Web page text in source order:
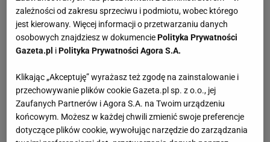
zależności od zakresu sprzeciwu i podmiotu, wobec którego
jest kierowany. Więcej informacji o przetwarzaniu danych
osobowych znajdziesz w dokumenciePolityka Prywatności
Gazeta.pl iPolityka Prywatności Agora S.A.
Klikając „Akceptuję” wyrażasz też zgodę na zainstalowanie i
przechowywanie plików cookie Gazeta.pl sp. z o.o., jej
Zaufanych Partnerów i Agora S.A. na Twoim urządzeniu
końcowym. Możesz w każdej chwili zmienić swoje preferencje
dotyczące plików cookie, wywołując narzędzie do zarządzania